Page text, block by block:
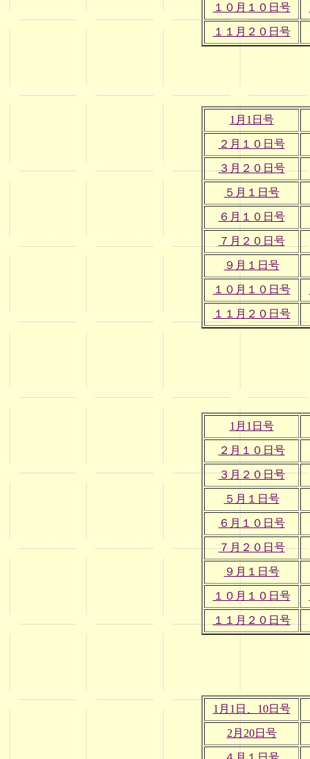
１０月１０日号
１１月２０日号
1月1日号
２月１０日号
３月２０日号
５月１日号
６月１０日号
７月２０日号
９月１日号
１０月１０日号
１１月２０日号
1月1日号
２月１０日号
３月２０日号
５月１日号
６月１０日号
７月２０日号
９月１日号
１０月１０日号
１１月２０日号
1月1日、10日号
2月20日号